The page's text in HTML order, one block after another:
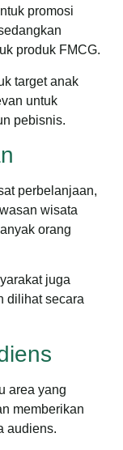
promosi
produk FMCG.
target anak
untuk
pebisnis.
perbelanjaan,
wisata
orang
juga
dilihat secara
area yang
memberikan
audiens.